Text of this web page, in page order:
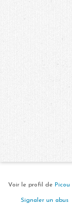
Voir le profil de Picou
Signaler un abus